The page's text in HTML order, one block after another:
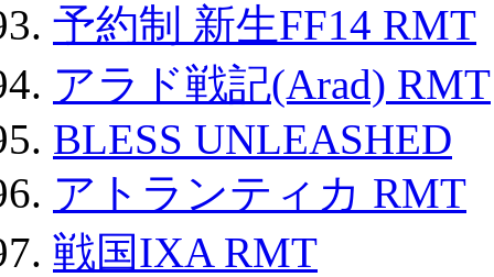
予約制 新生FF14 RMT
アラド戦記(Arad) RMT
BLESS UNLEASHED
アトランティカ RMT
戦国IXA RMT